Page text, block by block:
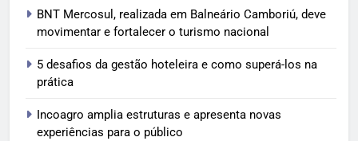
BNT Mercosul, realizada em Balneário Camboriú, deve
movimentar e fortalecer o turismo nacional
5 desafios da gestão hoteleira e como superá-los na
prática
Incoagro amplia estruturas e apresenta novas
experiências para o público